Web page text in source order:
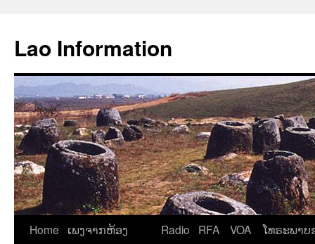
contenu
Lao Information
Home
ເພງຈາກຫ້ອງ
Radio RFA VOA
ໂທຣະພາບ